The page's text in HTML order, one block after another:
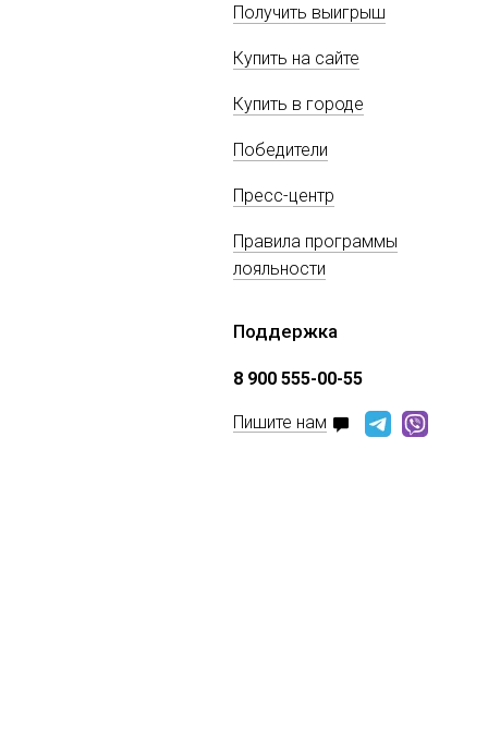
Получить выигрыш
Купить на сайте
Купить в городе
Победители
Пресс-центр
Правила программы
лояльности
Поддержка
8 900 555-00-55
Пишите нам